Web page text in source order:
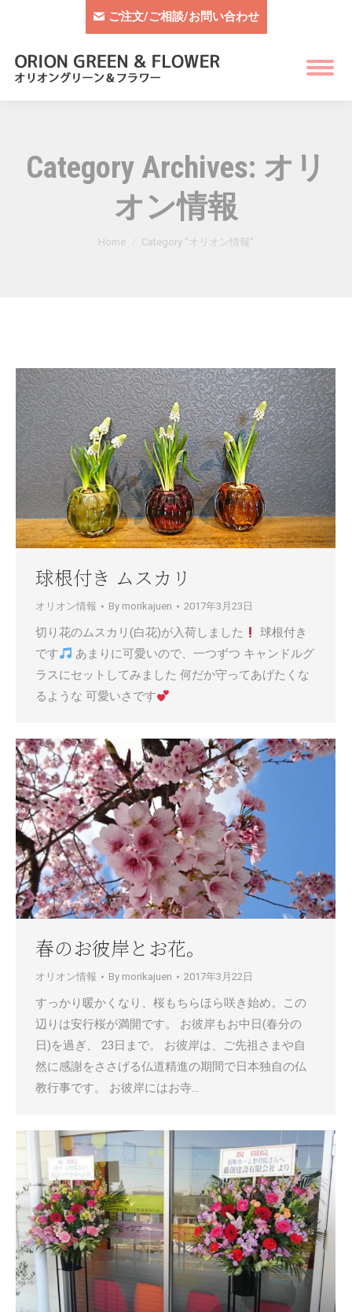
ご注文/ご相談/お問い合わせ
Category Archives: オリ
オン情報
You are here:
Home Category "オリオン情報"
球根付き ムスカリ
オリオン情報 By morikajuen 2017年3月23日
切り花のムスカリ(白花)が入荷しました
球根付き
です
あまりに可愛いので、一つずつ キャンドルグ
ラスにセットしてみました 何だか守ってあげたくな
るような 可愛いさです
春のお彼岸とお花。
オリオン情報 By morikajuen 2017年3月22日
すっかり暖かくなり、桜もちらほら咲き始め。この
辺りは安行桜が満開です。 お彼岸もお中日(春分の
日)を過ぎ、 23日まで。 お彼岸は、ご先祖さまや自
然に感謝をささげる仏道精進の期間で日本独自の仏
教行事です。 お彼岸にはお寺…